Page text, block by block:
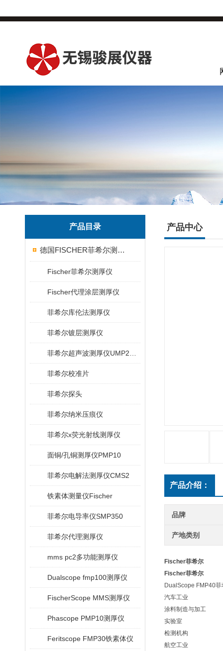
产品目录
德国FISCHER菲希尔测厚仪
Fischer菲希尔测厚仪
Fischer代理涂层测厚仪
菲希尔库伦法测厚仪
菲希尔镀层测厚仪
菲希尔校准片
菲希尔探头
菲希尔纳米压痕仪
菲希尔x荧光射线测厚仪
面铜/孔铜测厚仪PMP10
菲希尔电解法测厚仪CMS2
铁素体测量仪Fischer
菲希尔电导率仪SMP350
菲希尔代理测厚仪
mms pc2多功能测厚仪
Dualscope fmp100测厚仪
FischerScope MMS测厚仪
Phascope PMP10测厚仪
Feritscope FMP30铁素体仪
产品中心
产品介绍：
品牌
产地类别
Fischer菲希尔
Fischer菲希尔
DualScope FMP40
汽车工业
涂料制造与加工
实验室
检测机构
航空工业